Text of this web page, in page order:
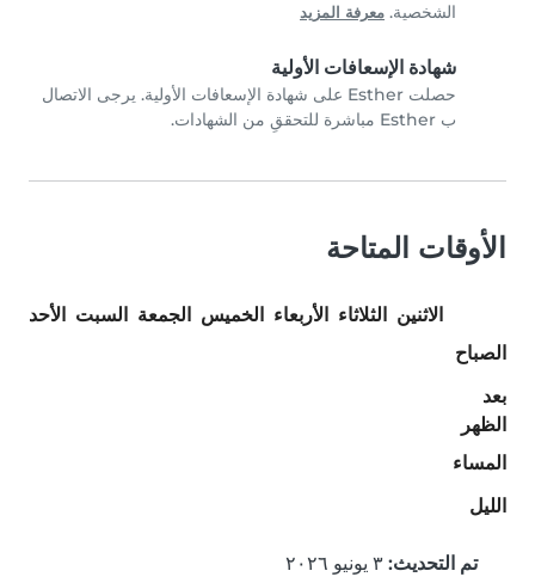
الشخصية. معرفة المزيد
شهادة الإسعافات الأولية
حصلت Esther على شهادة الإسعافات الأولية. يرجى الاتصال
ب Esther مباشرة للتحققِ من الشهادات.
الأوقات المتاحة
الاثنين الثلاثاء الأربعاء الخميس الجمعة السبت
الأحد
الصباح
بعد
الظهر
المساء
الليل
تم التحديث: